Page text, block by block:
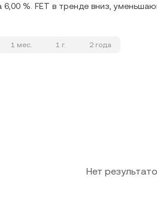
6,00 %. FET в тренде вниз,
1 мес. 1 г. 2 года
Нет